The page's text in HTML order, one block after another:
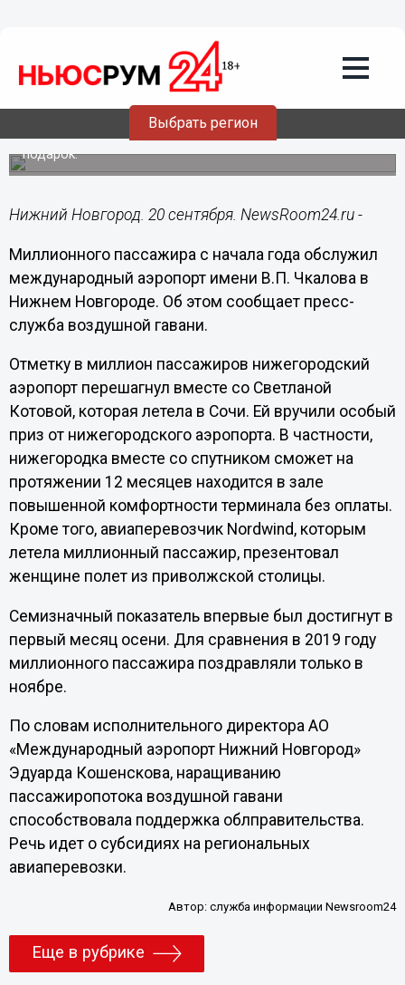
Выбрать регион
20.09.202112:46
Миллионного пассажира принял
аэропорт в Нижнем Новгороде
Летевшая в Сочи Светлана Котова получил специальный
подарок.
Нижний Новгород. 20 сентября. NewsRoom24.ru -
Миллионного пассажира с начала года обслужил
международный аэропорт имени В.П. Чкалова в
Нижнем Новгороде. Об этом сообщает пресс-
служба воздушной гавани.
Отметку в миллион пассажиров нижегородский
аэропорт перешагнул вместе со Светланой
Котовой, которая летела в Сочи. Ей вручили особый
приз от нижегородского аэропорта. В частности,
нижегородка вместе со спутником сможет на
протяжении 12 месяцев находится в зале
повышенной комфортности терминала без оплаты.
Кроме того, авиаперевозчик Nordwind, которым
летела миллионный пассажир, презентовал
женщине полет из приволжской столицы.
Семизначный показатель впервые был достигнут в
первый месяц осени. Для сравнения в 2019 году
миллионного пассажира поздравляли только в
ноябре.
По словам исполнительного директора АО
«Международный аэропорт Нижний Новгород»
Эдуарда Кошенскова, наращиванию
пассажиропотока воздушной гавани
способствовала поддержка облправительства.
Речь идет о субсидиях на региональных
авиаперевозки.
Автор:служба информации Newsroom24
Еще в рубрике